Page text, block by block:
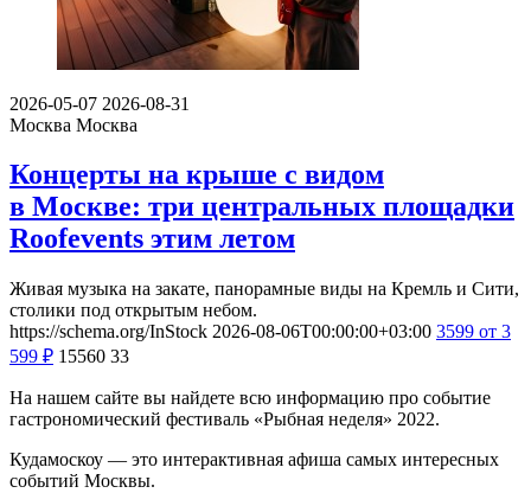
2026-05-07 2026-08-31
Москва Москва
Концерты на крыше с видом
в Москве: три центральных площадки
Roofevents этим летом
Живая музыка на закате, панорамные виды на Кремль и Сити,
столики под открытым небом.
https://schema.org/InStock 2026-08-06T00:00:00+03:00 3599 от 3
599 ₽ 15560 33
На нашем сайте вы найдете всю информацию про событие
гастрономический фестиваль «Рыбная неделя» 2022.
Кудамоскоу — это интерактивная афиша самых интересных
событий Москвы.